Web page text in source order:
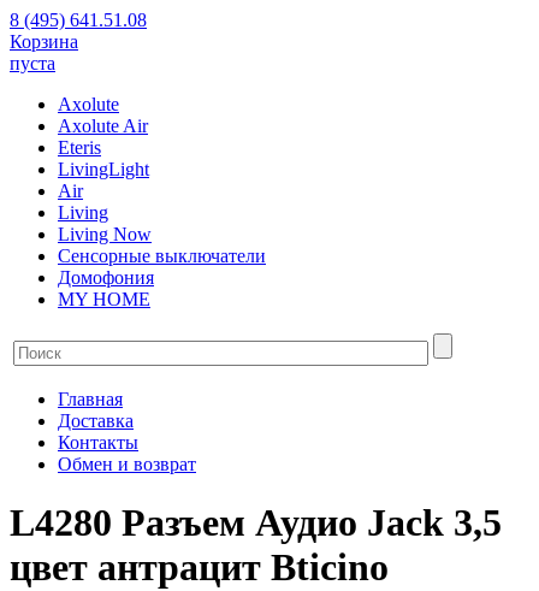
8 (495) 641.51.08
Корзина
пуста
Axolute
Axolute Air
Eteris
LivingLight
Air
Living
Living Now
Сенсорные выключатели
Домофония
MY HOME
Главная
Доставка
Контакты
Обмен и возврат
L4280 Разъем Аудио Jack 3,5
цвет антрацит Bticino